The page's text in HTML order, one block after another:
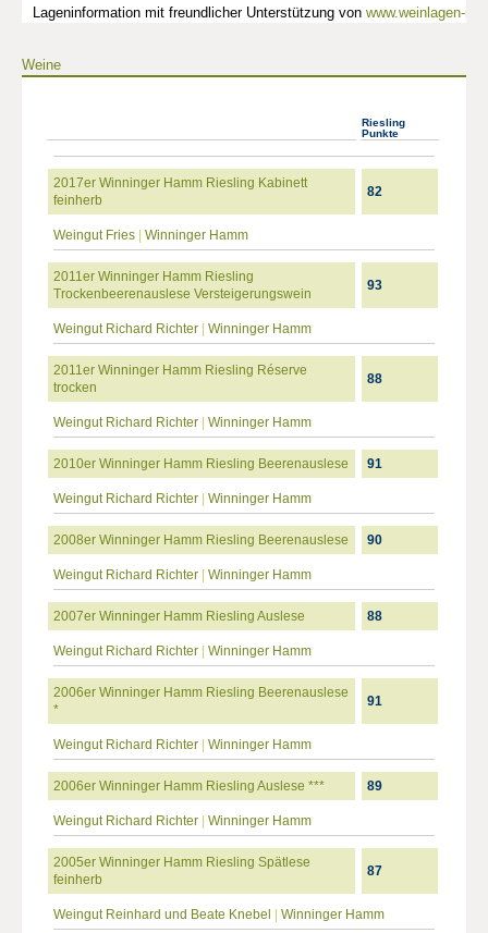
Lageninformation mit freundlicher Unterstützung von www.weinlagen-
Weine
Riesling
Punkte
2017er Winninger Hamm Riesling Kabinett
feinherb
82
Weingut Fries Winninger Hamm
2011er Winninger Hamm Riesling
Trockenbeerenauslese Versteigerungswein
93
Weingut Richard Richter Winninger Hamm
2011er Winninger Hamm Riesling Réserve
trocken
88
Weingut Richard Richter Winninger Hamm
2010er Winninger Hamm Riesling Beerenauslese 91
Weingut Richard Richter Winninger Hamm
2008er Winninger Hamm Riesling Beerenauslese 90
Weingut Richard Richter Winninger Hamm
2007er Winninger Hamm Riesling Auslese 88
Weingut Richard Richter Winninger Hamm
2006er Winninger Hamm Riesling Beerenauslese
*
91
Weingut Richard Richter Winninger Hamm
2006er Winninger Hamm Riesling Auslese *** 89
Weingut Richard Richter Winninger Hamm
2005er Winninger Hamm Riesling Spätlese
feinherb
87
Weingut Reinhard und Beate Knebel Winninger Hamm